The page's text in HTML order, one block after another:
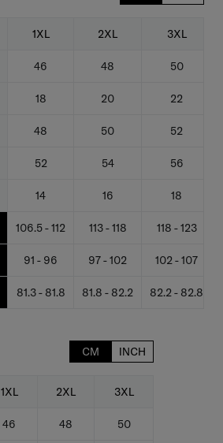
1XL 2XL 3XL
46 48 50
18 20 22
48 50 52
52 54 56
14 16 18
106.5 - 112 113 - 118 118 - 123
91 - 96 97 - 102 102 - 107
81.3 - 81.8 81.8 - 82.2 82.2 - 82.8
CM INCH
1XL 2XL 3XL
46 48 50